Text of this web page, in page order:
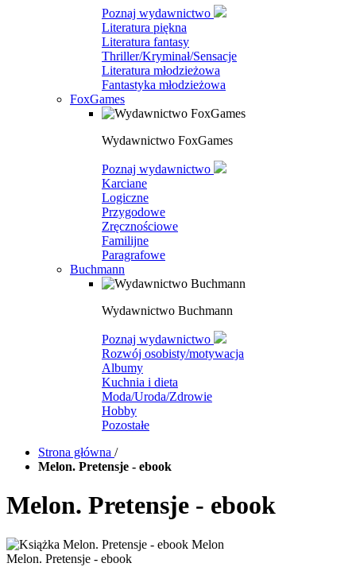
Poznaj wydawnictwo
Literatura piękna
Literatura fantasy
Thriller/Kryminał/Sensacje
Literatura młodzieżowa
Fantastyka młodzieżowa
FoxGames
Wydawnictwo FoxGames
Poznaj wydawnictwo
Karciane
Logiczne
Przygodowe
Zręcznościowe
Familijne
Paragrafowe
Buchmann
Wydawnictwo Buchmann
Poznaj wydawnictwo
Rozwój osobisty/motywacja
Albumy
Kuchnia i dieta
Moda/Uroda/Zdrowie
Hobby
Pozostałe
Strona główna /
Melon. Pretensje - ebook
Melon. Pretensje - ebook
Melon. Pretensje - ebook